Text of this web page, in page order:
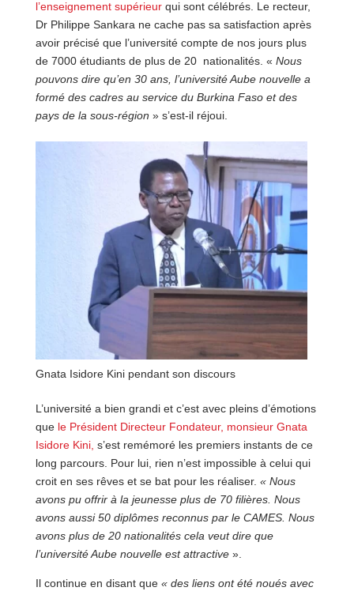
l’enseignement supérieurqui sont célébrés. Le recteur,
Dr Philippe Sankara ne cache pas sa satisfaction après
avoir précisé que l’université compte de nos jours plus
de 7000 étudiants de plus de 20 nationalités. « Nous
pouvons dire qu’en 30 ans, l’université Aube nouvelle a
formé des cadres au service du Burkina Faso et des
pays de la sous-région » s’est-il réjoui.
Gnata Isidore Kini pendant son discours
L’université a bien grandi et c’est avec pleins d’émotions
que le Président Directeur Fondateur, monsieur Gnata
Isidore Kini, s’est remémoré les premiers instants de ce
long parcours. Pour lui, rien n’est impossible à celui qui
croit en ses rêves et se bat pour les réaliser. « Nous
avons pu offrir à la jeunesse plus de 70 filières. Nous
avons aussi 50 diplômes reconnus par le CAMES. Nous
avons plus de 20 nationalités cela veut dire que
l’université Aube nouvelle est attractive».
Il continue en disant que « des liens ont été noués avec